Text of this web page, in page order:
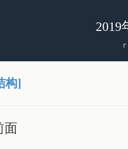
2019
构]
面